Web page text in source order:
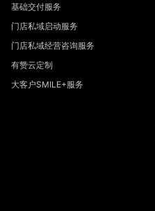
基础交付服务
门店私域启动服务
门店私域经营咨询服务
有赞云定制
大客户SMILE+服务